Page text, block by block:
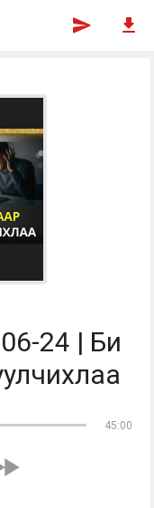
24 | Би
45:00